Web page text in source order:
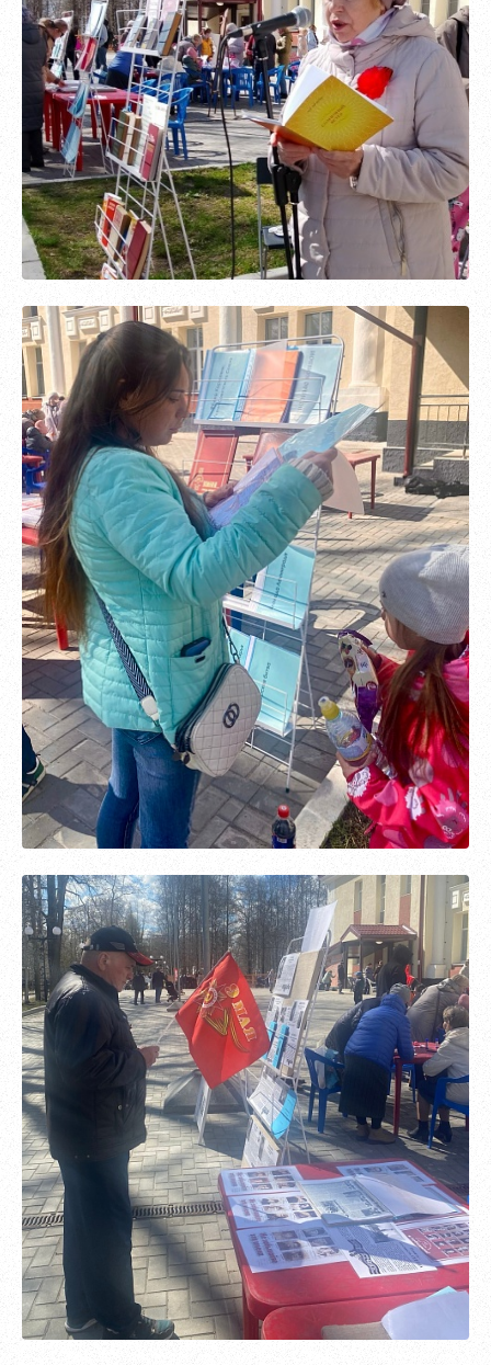
Зарегистрироваться
Пароль должен быть минимум 6 символов и содержать хотя
бы одну строчную букву, одну прописную букву, одну цифру
и один специальный символ.
Обновить
Я согласен на обработкуперсональных данных
Я согласен справилами использования материалов,
размещённых на портале.
Зарегистрироваться
Уже зарегистрированы?Войти